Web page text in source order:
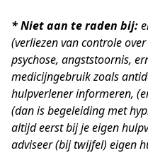
* Niet aan te raden bij:
(verliezen van controle
psychose, angststoornis,
medicijngebruik zoals
hulpverlener informeren,
(dan is begeleiding met
altijd eerst bij je eigen
adviseer (bij twijfel) eigen